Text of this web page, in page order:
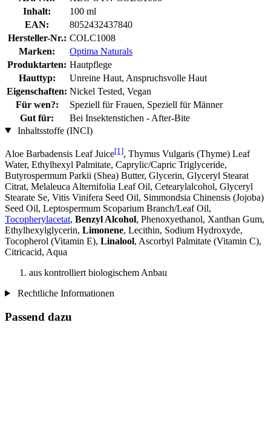
Inhalt:
100 ml
EAN:
8052432437840
Hersteller-Nr.: COLC1008
Marken:
Optima Naturals
Produktarten: Hautpflege
Hauttyp:
Unreine Haut, Anspruchsvolle Haut
Eigenschaften: Nickel Tested, Vegan
Für wen?:
Speziell für Frauen, Speziell für Männer
Gut für:
Bei Insektenstichen - After-Bite
Inhaltsstoffe (INCI)
Aloe Barbadensis Leaf Juice[1], Thymus Vulgaris (Thyme) Leaf
Water, Ethylhexyl Palmitate, Caprylic/Capric Triglyceride,
Butyrospermum Parkii (Shea) Butter, Glycerin, Glyceryl Stearat
Citrat, Melaleuca Alternifolia Leaf Oil, Cetearylalcohol, Glyceryl
Stearate Se, Vitis Vinifera Seed Oil, Simmondsia Chinensis (Jojoba)
Seed Oil, Leptospermum Scoparium Branch/Leaf Oil,
Tocopherylacetat, Benzyl Alcohol, Phenoxyethanol, Xanthan Gum,
Ethylhexylglycerin, Limonene, Lecithin, Sodium Hydroxyde,
Tocopherol (Vitamin E), Linalool, Ascorbyl Palmitate (Vitamin C),
Citricacid, Aqua
aus kontrolliert biologischem Anbau
Rechtliche Informationen
Passend dazu